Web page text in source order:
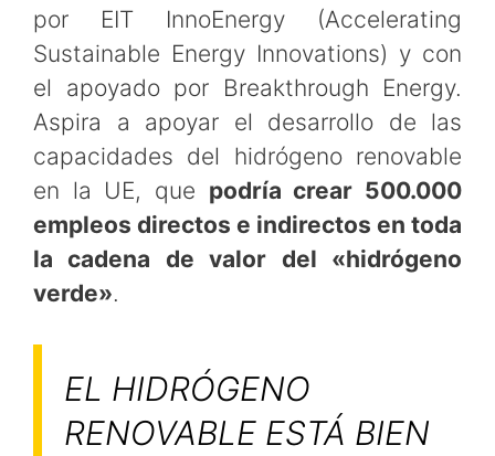
por EIT InnoEnergy (Accelerating
Sustainable Energy Innovations) y con
el apoyado por Breakthrough Energy.
Aspira a apoyar el desarrollo de las
capacidades del hidrógeno renovable
en la UE, que podría crear 500.000
empleos directos e indirectos en toda
la cadena de valor del «hidrógeno
verde».
EL HIDRÓGENO
RENOVABLE ESTÁ BIEN